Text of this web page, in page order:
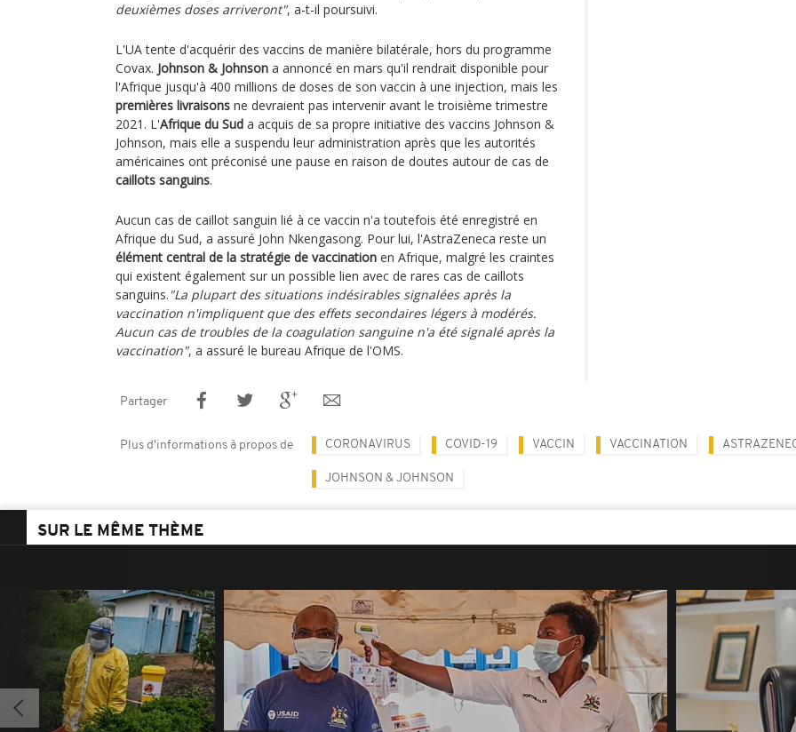
deuxièmes doses arriveront", a-t-il poursuivi.
L'UA tente d'acquérir des vaccins de manière bilatérale, hors du programme
Covax. Johnson & Johnson a annoncé en mars qu'il rendrait disponible pour
l'Afrique jusqu'à 400 millions de doses de son vaccin à une injection, mais les
premières livraisons ne devraient pas intervenir avant le troisième trimestre
2021. L'Afrique du Sud a acquis de sa propre initiative des vaccins Johnson &
Johnson, mais elle a suspendu leur administration après que les autorités
américaines ont préconisé une pause en raison de doutes autour de cas de
caillots sanguins.
Aucun cas de caillot sanguin lié à ce vaccin n'a toutefois été enregistré en
Afrique du Sud, a assuré John Nkengasong. Pour lui, l'AstraZeneca reste un
élément central de la stratégie de vaccination en Afrique, malgré les craintes
qui existent également sur un possible lien avec de rares cas de caillots
sanguins. "La plupart des situations indésirables signalées après la
vaccination n'impliquent que des effets secondaires légers à modérés.
Aucun cas de troubles de la coagulation sanguine n'a été signalé après la
vaccination", a assuré le bureau Afrique de l'OMS.
Partager
Plus d'informations à propos de CORONAVIRUS COVID-19 VACCIN VACCINATION
JOHNSON & JOHNSON
SUR LE MÊME THÈME